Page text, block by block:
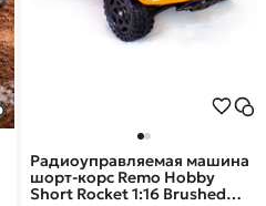
Радиоуправляемая машина
шорт-корс Remo Hobby
Short Rocket 1:16 Brushed